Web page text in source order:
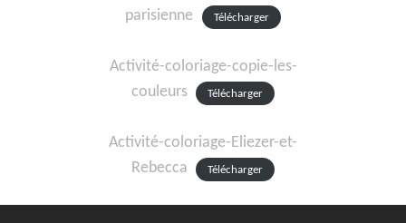
parisienne
Télécharger
Activité-coloriage-copie-les-
couleurs
Télécharger
Activité-coloriage-Eliezer-et-
Rebecca
Télécharger